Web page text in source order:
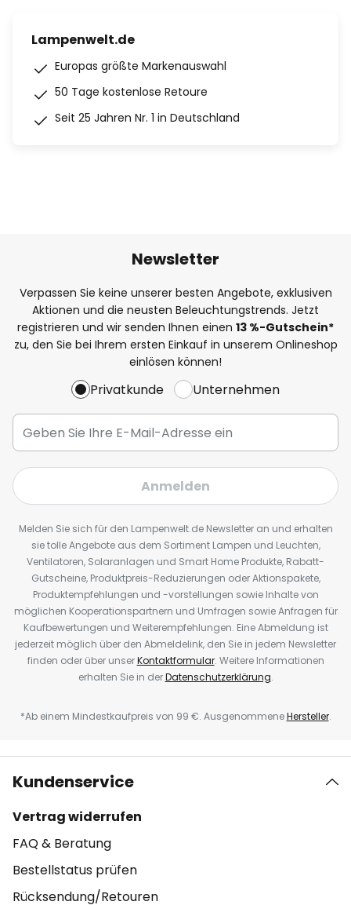
Lampenwelt.de
Europas größte Markenauswahl
50 Tage kostenlose Retoure
Seit 25 Jahren Nr. 1 in Deutschland
Newsletter
Verpassen Sie keine unserer besten Angebote, exklusiven
Aktionen und die neusten Beleuchtungstrends. Jetzt
registrieren und wir senden Ihnen einen 13 %-Gutschein*
zu, den Sie bei Ihrem ersten Einkauf in unserem Onlineshop
einlösen können!
Privatkunde Unternehmen
Anmelden
Melden Sie sich für den Lampenwelt.de Newsletter an und erhalten
sie tolle Angebote aus dem Sortiment Lampen und Leuchten,
Ventilatoren, Solaranlagen und Smart Home Produkte, Rabatt-
Gutscheine, Produktpreis-Reduzierungen oder Aktionspakete,
Produktempfehlungen und -vorstellungen sowie Inhalte von
möglichen Kooperationspartnern und Umfragen sowie Anfragen für
Kaufbewertungen und Weiterempfehlungen. Eine Abmeldung ist
jederzeit möglich über den Abmeldelink, den Sie in jedem Newsletter
finden oder über unserKontaktformular. Weitere Informationen
erhalten Sie in derDatenschutzerklärung.
*Ab einem Mindestkaufpreis von 99 €. AusgenommeneHersteller.
Kundenservice
Vertrag widerrufen
FAQ & Beratung
Bestellstatus prüfen
Rücksendung/Retouren